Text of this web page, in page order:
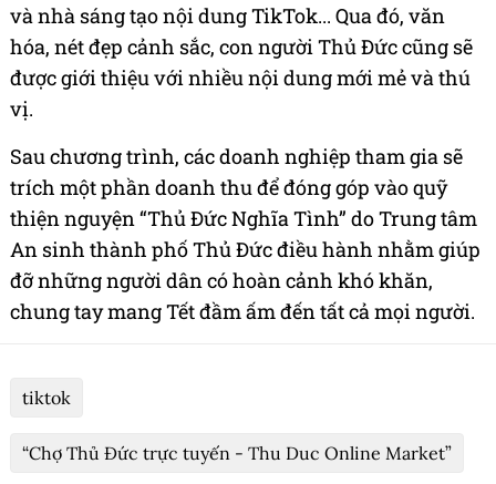
và nhà sáng tạo nội dung TikTok... Qua đó, văn
hóa, nét đẹp cảnh sắc, con người Thủ Đức cũng sẽ
được giới thiệu với nhiều nội dung mới mẻ và thú
vị.
Sau chương trình, các doanh nghiệp tham gia sẽ
trích một phần doanh thu để đóng góp vào quỹ
thiện nguyện “Thủ Đức Nghĩa Tình” do Trung tâm
An sinh thành phố Thủ Đức điều hành nhằm giúp
đỡ những người dân có hoàn cảnh khó khăn,
chung tay mang Tết đầm ấm đến tất cả mọi người.
tiktok
“Chợ Thủ Đức trực tuyến - Thu Duc Online Market”